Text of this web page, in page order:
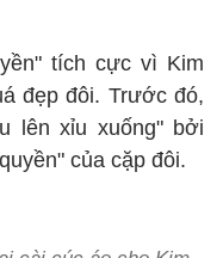
tích cực vì Kim
đẹp đôi. Trước đó,
lên xỉu xuống" bởi
của cặp đôi.